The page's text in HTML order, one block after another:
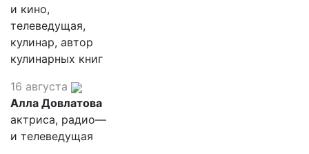
и кино,
телеведущая,
кулинар, автор
кулинарных книг
16 августа
Алла Довлатова
актриса, радио—
и телеведущая